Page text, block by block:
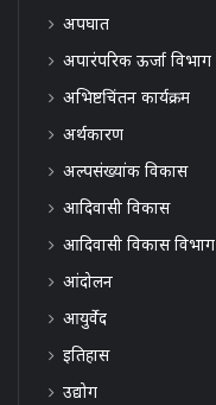
अपघात
अपारंपरिक ऊर्जा विभाग
अभिष्टचिंतन कार्यक्रम
अर्थकारण
अल्पसंख्यांक विकास
आदिवासी विकास
आदिवासी विकास विभाग
आंदोलन
आयुर्वेद
इतिहास
उद्योग